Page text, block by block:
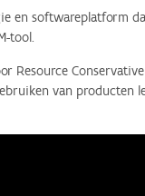
en softwareplatform
tool.
Resource
van producten